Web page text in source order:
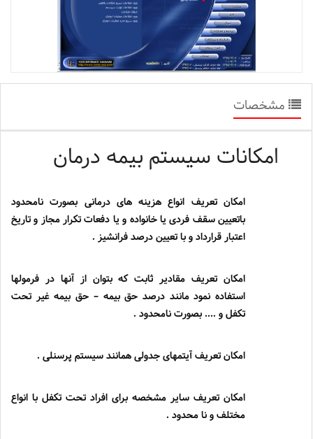
مشخصات
امکانات سیستم بیمه درمان
امکان تعریف انواع هزینه های درمانی بصورت نامحدود
باتعیین سقف فردی یا خانواده و یا دفعات تکرار مجاز و تاریخ
اعتبار قرارداد و با تعیین درصد فرانشیز .
امکان تعریف مقادیر ثابت که بتوان از آنها در فرمولها
استفاده نمود مانند درصد حق بیمه– حق بیمه غیر تحت
تکفل و .... بصورت نامحدود .
امکان تعریف آیتمهای جدولی همانند سیستم پرسنلی .
امکان تعریف سایر مشخصه برای افراد تحت تکفل با انواع
مختلف و نا محدود .